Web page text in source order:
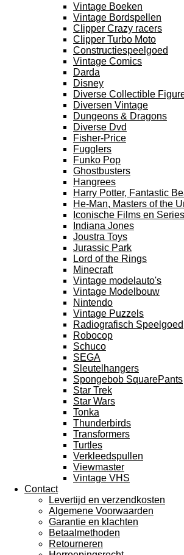
Vintage Boeken
Vintage Bordspellen
Clipper Crazy racers
Clipper Turbo Moto
Constructiespeelgoed
Vintage Comics
Darda
Disney
Diverse Collectible
Diversen Vintage
Dungeons & Dragons
Diverse Dvd
Fisher-Price
Fugglers
Funko Pop
Ghostbusters
Hangrees
Harry Potter, Fantastic
He-Man, Masters of the
Iconische Films en Series
Indiana Jones
Joustra Toys
Jurassic Park
Lord of the Rings
Minecraft
Vintage modelauto's
Vintage Modelbouw
Nintendo
Vintage Puzzels
Radiografisch Speelgoed
Robocop
Schuco
SEGA
Sleutelhangers
Spongebob SquarePants
Star Trek
Star Wars
Tonka
Thunderbirds
Transformers
Turtles
Verkleedspullen
Viewmaster
Vintage VHS
Contact
Levertijd en verzendkosten
Algemene Voorwaarden
Garantie en klachten
Betaalmethoden
Retourneren